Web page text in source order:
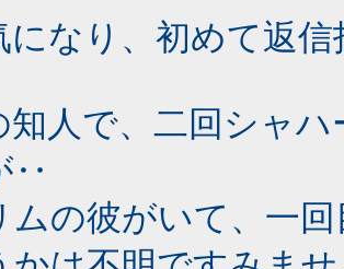
になり、初めて返
知人で、二回シャ
‥
ムの彼がいて、一